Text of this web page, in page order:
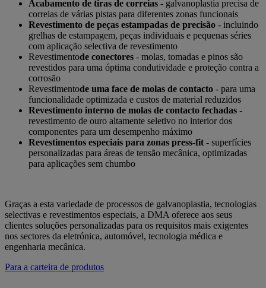
Acabamento de tiras de correias - galvanoplastia precisa de
correias de várias pistas para diferentes zonas funcionais
Revestimento de peças estampadas de precisão - incluindo
grelhas de estampagem, peças individuais e pequenas séries
com aplicação selectiva de revestimento
Revestimentode conectores - molas, tomadas e pinos são
revestidos para uma óptima condutividade e proteção contra a
corrosão
Revestimentode uma face de molas de contacto - para uma
funcionalidade optimizada e custos de material reduzidos
Revestimento interno de molas de contacto fechadas -
revestimento de ouro altamente seletivo no interior dos
componentes para um desempenho máximo
Revestimentos especiais para zonas press-fit - superfícies
personalizadas para áreas de tensão mecânica, optimizadas
para aplicações sem chumbo
Graças a esta variedade de processos de galvanoplastia, tecnologias
selectivas e revestimentos especiais, a DMA oferece aos seus
clientes soluções personalizadas para os requisitos mais exigentes
nos sectores da eletrónica, automóvel, tecnologia médica e
engenharia mecânica.
Para a carteira de produtos